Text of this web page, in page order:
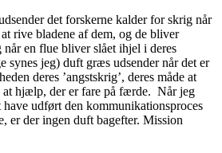
det forskerne kalder for skrig når
at rive bladene af dem, og de bliver
en flue bliver slået ihjel i deres
synes jeg) duft græs udsender når det er
deres ’angstskrig’, deres måde at
hjælp, der er fare på færde. Når jeg
udført den kommunikationsproces
er der ingen duft bagefter. Mission